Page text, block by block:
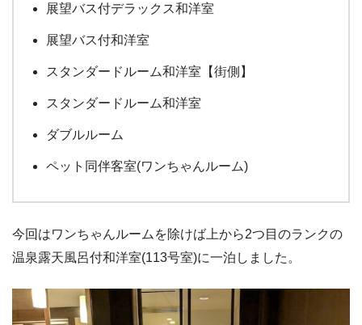
展望バス付デラックス和洋室
展望バス付和洋室
スタンダードルーム和洋室【街側】
スタンダードルーム和洋室
ダブルルーム
ペット同伴客室(ワンちゃんルーム)
今回はワンちゃんルームを除けば上から2つ目のランクの
温泉露天風呂付和洋室(113号室)に一泊しました。